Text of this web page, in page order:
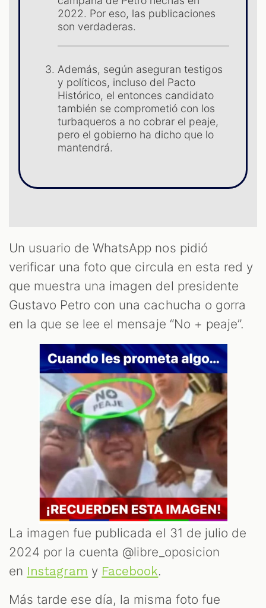
2022. Por eso, las publicaciones
son verdaderas.
Además, según aseguran testigos
y políticos, incluso del Pacto
Histórico, el entonces candidato
también se comprometió con los
turbaqueros a no cobrar el peaje,
pero el gobierno ha dicho que lo
mantendrá.
Un usuario de WhatsApp nos pidió
verificar una foto que circula en esta red y
que muestra una imagen del presidente
Gustavo Petro con una cachucha o gorra
en la que se lee el mensaje “No + peaje”.
La imagen fue publicada el 31 de julio de
2024 por la cuenta @libre_oposicion
en Instagram y Facebook.
Más tarde ese día, la misma foto fue